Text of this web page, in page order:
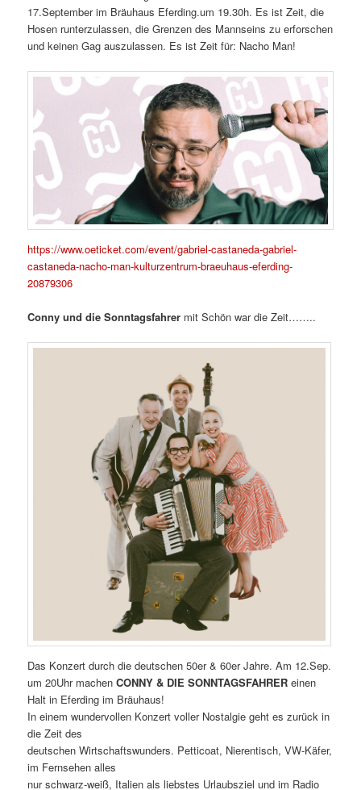
17.September im Bräuhaus Eferding.um 19.30h. Es ist Zeit, die
Hosen runterzulassen, die Grenzen des Mannseins zu erforschen
und keinen Gag auszulassen. Es ist Zeit für: Nacho Man!
https://www.oeticket.com/event/gabriel-castaneda-gabriel-
castaneda-nacho-man-kulturzentrum-braeuhaus-eferding-
20879306
Conny und die Sonntagsfahrer mit Schön war die Zeit……..
Das Konzert durch die deutschen 50er & 60er Jahre. Am 12.Sep.
um 20Uhr machenCONNY & DIE SONNTAGSFAHRER einen
Halt in Eferding im Bräuhaus!
In einem wundervollen Konzert voller Nostalgie geht es zurück in
die Zeit des
deutschen Wirtschaftswunders. Petticoat, Nierentisch, VW-Käfer,
im Fernsehen alles
nur schwarz-weiß, Italien als liebstes Urlaubsziel und im Radio